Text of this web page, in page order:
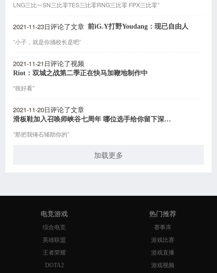
LNG三比一SN三比零TES三比零RNG三比零 FPX三比零”
2021-11-23日评论了文章 前iG.Y打野Youdang：现已自由人
“小子，就是你捅校长是吧”
2021-11-21日评论了视频
Riot：双城之战第二季正在快马加鞭地制作中
“很好看”
2021-11-20日评论了文章
滑板鞋加入召唤师峡谷七周年 哪位选手给你留下深刻印象？
“那把我锤石辅助你的”
加载更多
电竞游戏
综合电竞
英雄联盟
王者荣耀
DOTA2
热门推荐
赛事库
游戏比赛
游戏直播
游戏视频